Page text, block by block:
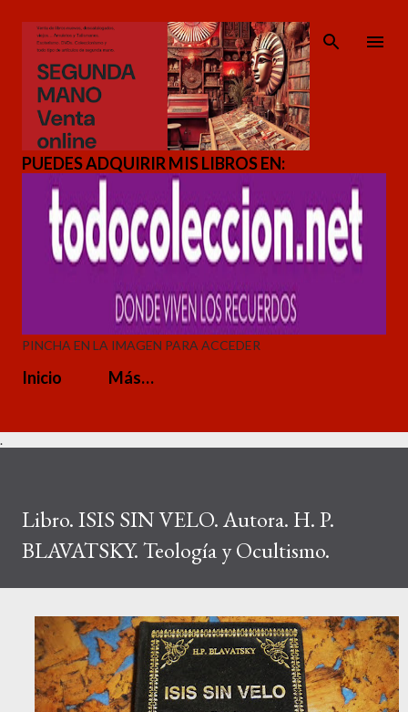
Ir al contenido principal
PUEDES ADQUIRIR MIS LIBROS EN:
PINCHA EN LA IMAGEN PARA ACCEDER
Inicio Más…
.
Libro. ISIS SIN VELO. Autora. H. P.
BLAVATSKY. Teología y Ocultismo.